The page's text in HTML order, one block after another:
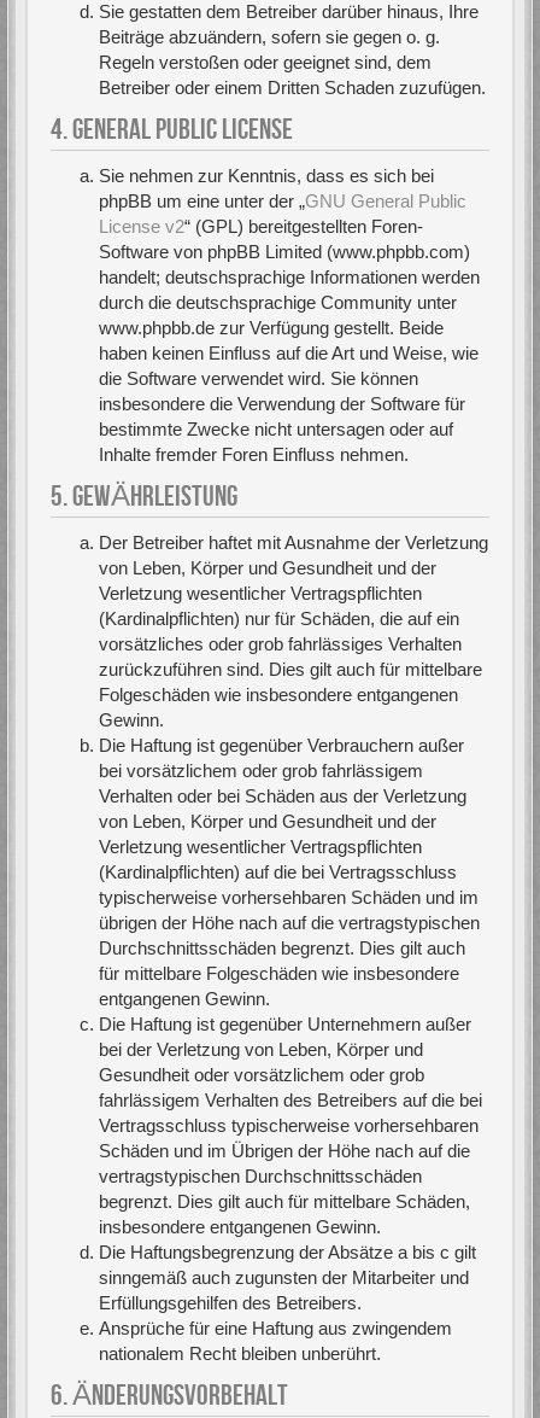
Sie gestatten dem Betreiber darüber hinaus, Ihre
Beiträge abzuändern, sofern sie gegen o. g.
Regeln verstoßen oder geeignet sind, dem
Betreiber oder einem Dritten Schaden zuzufügen.
4. GENERAL PUBLIC LICENSE
Sie nehmen zur Kenntnis, dass es sich bei
phpBB um eine unter der „GNU General Public
License v2“ (GPL) bereitgestellten Foren-
Software von phpBB Limited (www.phpbb.com)
handelt; deutschsprachige Informationen werden
durch die deutschsprachige Community unter
www.phpbb.de zur Verfügung gestellt. Beide
haben keinen Einfluss auf die Art und Weise, wie
die Software verwendet wird. Sie können
insbesondere die Verwendung der Software für
bestimmte Zwecke nicht untersagen oder auf
Inhalte fremder Foren Einfluss nehmen.
5. GEWÄHRLEISTUNG
Der Betreiber haftet mit Ausnahme der Verletzung
von Leben, Körper und Gesundheit und der
Verletzung wesentlicher Vertragspflichten
(Kardinalpflichten) nur für Schäden, die auf ein
vorsätzliches oder grob fahrlässiges Verhalten
zurückzuführen sind. Dies gilt auch für mittelbare
Folgeschäden wie insbesondere entgangenen
Gewinn.
Die Haftung ist gegenüber Verbrauchern außer
bei vorsätzlichem oder grob fahrlässigem
Verhalten oder bei Schäden aus der Verletzung
von Leben, Körper und Gesundheit und der
Verletzung wesentlicher Vertragspflichten
(Kardinalpflichten) auf die bei Vertragsschluss
typischerweise vorhersehbaren Schäden und im
übrigen der Höhe nach auf die vertragstypischen
Durchschnittsschäden begrenzt. Dies gilt auch
für mittelbare Folgeschäden wie insbesondere
entgangenen Gewinn.
Die Haftung ist gegenüber Unternehmern außer
bei der Verletzung von Leben, Körper und
Gesundheit oder vorsätzlichem oder grob
fahrlässigem Verhalten des Betreibers auf die bei
Vertragsschluss typischerweise vorhersehbaren
Schäden und im Übrigen der Höhe nach auf die
vertragstypischen Durchschnittsschäden
begrenzt. Dies gilt auch für mittelbare Schäden,
insbesondere entgangenen Gewinn.
Die Haftungsbegrenzung der Absätze a bis c gilt
sinngemäß auch zugunsten der Mitarbeiter und
Erfüllungsgehilfen des Betreibers.
Ansprüche für eine Haftung aus zwingendem
nationalem Recht bleiben unberührt.
6. ÄNDERUNGSVORBEHALT